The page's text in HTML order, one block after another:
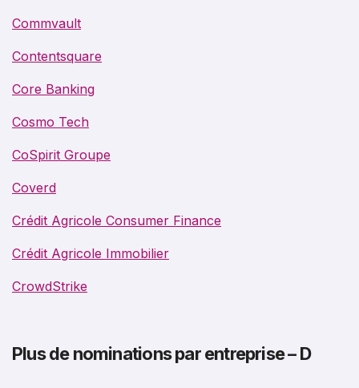
Commvault
Contentsquare
Core Banking
Cosmo Tech
CoSpirit Groupe
Coverd
Crédit Agricole Consumer Finance
Crédit Agricole Immobilier
CrowdStrike
Plus de nominations par entreprise – D